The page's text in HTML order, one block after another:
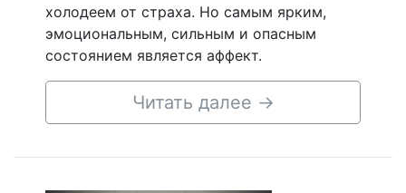
холодеем от страха. Но самым ярким,
эмоциональным, сильным и опасным
состоянием является аффект.
Читать далее →